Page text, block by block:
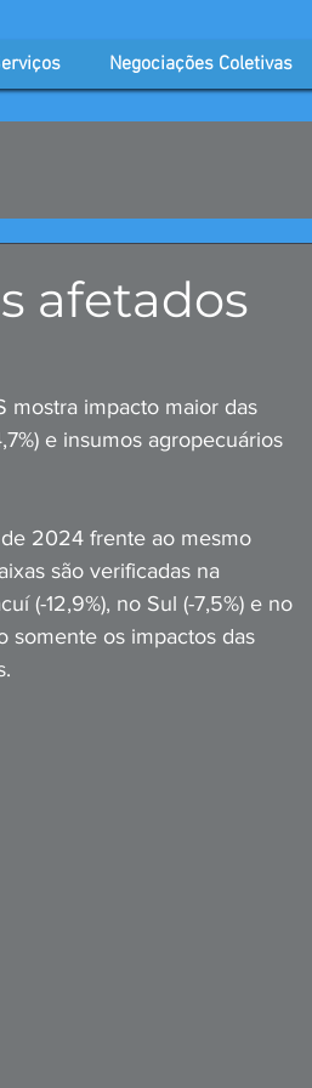
Negociações Coletivas
afetados
mostra impacto maior das
e insumos agropecuários
2024 frente ao mesmo
são verificadas na
(-12,9%), no Sul (-7,5%) e no
somente os impactos das